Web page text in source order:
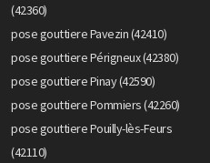
(42360)
pose gouttiere Pavezin (42410)
pose gouttiere Périgneux (42380)
pose gouttiere Pinay (42590)
pose gouttiere Pommiers (42260)
pose gouttiere Pouilly-lès-Feurs
(42110)